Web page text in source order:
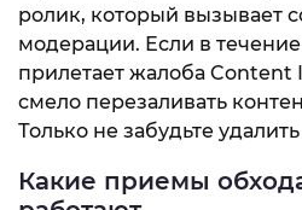
ролик, который вызывает
модерации. Если в
прилетает жалоба Content
смело перезаливать
Только не забудьте
Какие приемы